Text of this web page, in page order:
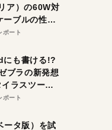
ア）の60W対
ーブルの性能
スパの1本を
ポート
にも書ける!?
ブラの新発想
ラスツーウ
ー。持ち替
ポート
ータ版）を試